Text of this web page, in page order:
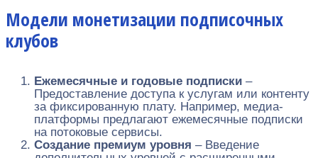
Модели монетизации подписочных
клубов
Ежемесячные и годовые подписки –
Предоставление доступа к услугам или контенту
за фиксированную плату. Например, медиа-
платформы предлагают ежемесячные подписки
на потоковые сервисы.
Создание премиум уровня – Введение